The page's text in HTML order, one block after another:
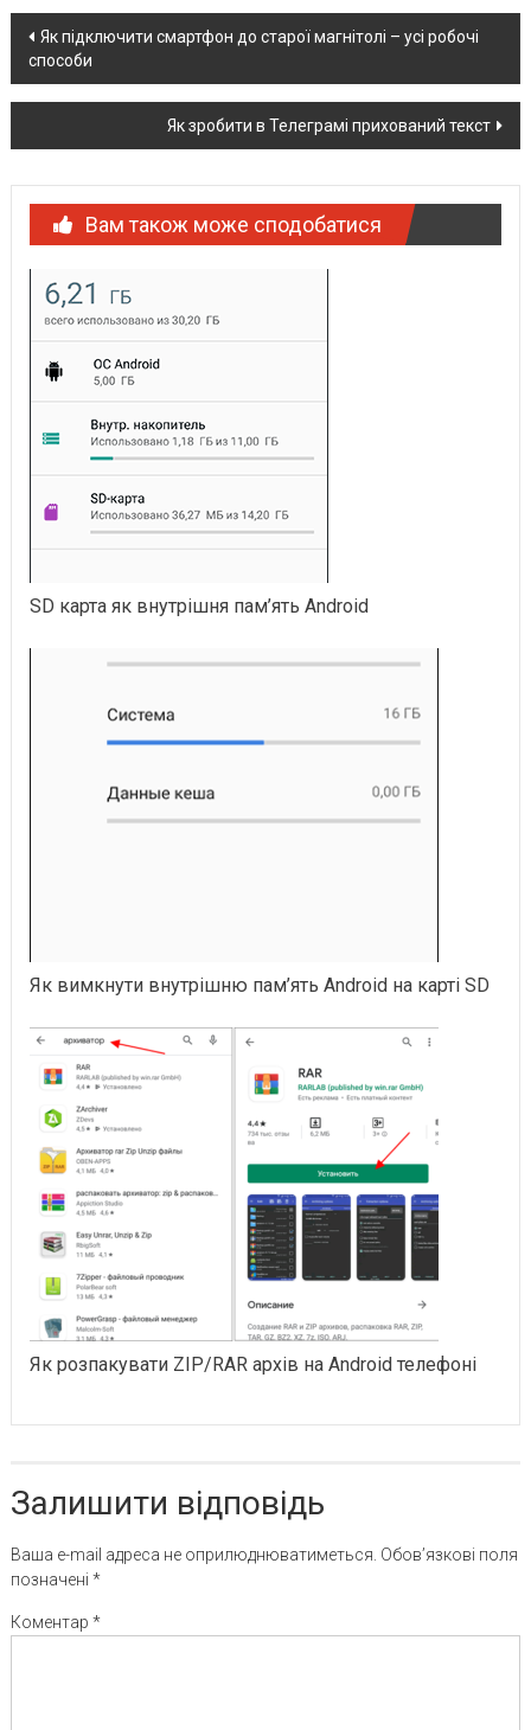
Post
navigation
Як підключити смартфон до старої магнітолі – усі робочі
способи
Як зробити в Телеграмі прихований текст
Вам також може сподобатися
SD карта як внутрішня пам’ять Android
Як вимкнути внутрішню пам’ять Android на карті SD
Як розпакувати ZIP/RAR архів на Android телефоні
Залишити відповідь
Ваша e-mail адреса не оприлюднюватиметься. Обов’язкові поля
позначені *
Коментар *